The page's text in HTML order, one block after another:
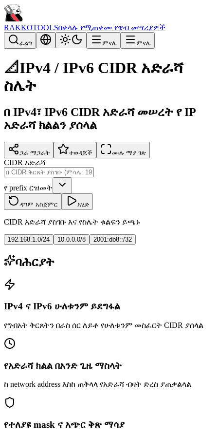
RAKKOTOOLSበቀላሉ የሚጠቀሙ የዌብ መሣሪያዎች
ፈልግ ምናሌ ምናሌ
📐IPv4 / IPv6 CIDR አድራሻ
ስሌት
በ IPv4፣ IPv6 CIDR አድራሻ መሠረት የ IP
አድራሻ ክልልን ያሰላል
ጋራ ማጋራት ተወዳጆች ሙሉ ማያ ገጽ
CIDR አድራሻ
የ prefix ርዝመት
ዳግም አስጀምር አሂድ
CIDR አድራሻ ያስገቡ እና የስሌት ቁልፍን ይጫኑ
192.168.1.0/24 10.0.0.0/8 2001:db8::/32
ባሕርያት
IPv4 ና IPv6 ሁለቱንም ይደግፋል
የግብአት ቅርጸትን በራስ ሰር ለይቶ የሁለቱንም መስፈርት CIDR ያሰላል
የአድራሻ ክልል በአንድ ጊዜ ማስላት
ከ network address እስከ ጠቅላላ የአድራሻ ብዛት ድረስ ያጠቃልላል
የተለያዩ mask ና አጭር ቅጽ ማሳያ